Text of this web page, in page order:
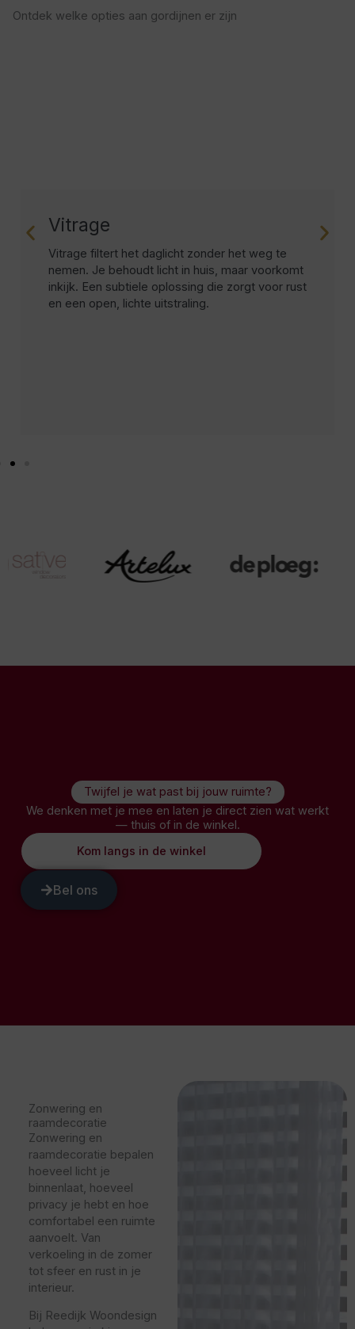
Ontdek welke opties aan gordijnen er zijn​
Vitrage
Vitrage filtert het daglicht zonder het weg te
nemen. Je behoudt licht in huis, maar voorkomt
inkijk. Een subtiele oplossing die zorgt voor rust
en een open, lichte uitstraling.
Twijfel je wat past bij jouw ruimte?
We denken met je mee en laten je direct zien wat werkt
— thuis of in de winkel.
Kom langs in de winkel
Bel ons
Zonwering en
raamdecoratie
Zonwering en
raamdecoratie bepalen
hoeveel licht je
binnenlaat, hoeveel
privacy je hebt en hoe
comfortabel een ruimte
aanvoelt. Van
verkoeling in de zomer
tot sfeer en rust in je
interieur.
Bij Reedijk Woondesign